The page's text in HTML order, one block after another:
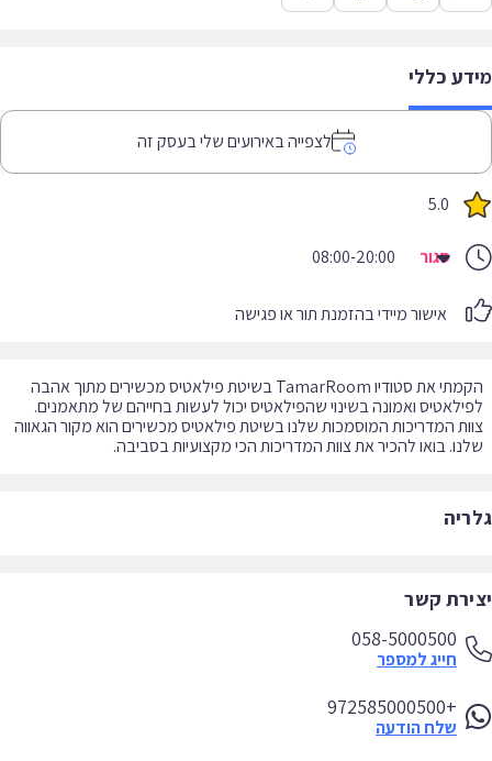
כללי
לצפייה באירועים שלי בעסק זה
5.0
סגור 08:00-20:00
אישור מיידי בהזמנת תור או פגישה
הקמתי את סטודיו TamarRoom בשיטת פילאטיס מכשירים מתוך אהבה
המדריכות המוסמכות שלנו בשיטת פילאטיס מכשירים הוא מקור הגאווה
בואו להכיר את צוות המדריכות הכי מקצועיות בסביבה.
קשר
058-5000500
חייג למספר
+972585000500
שלח הודעה